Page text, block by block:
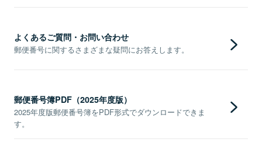
よくあるご質問・お問い合わせ
郵便番号に関するさまざまな疑問にお答えします。
郵便番号簿PDF（2025年度版）
2025年度版郵便番号簿をPDF形式でダウンロードできま
す。